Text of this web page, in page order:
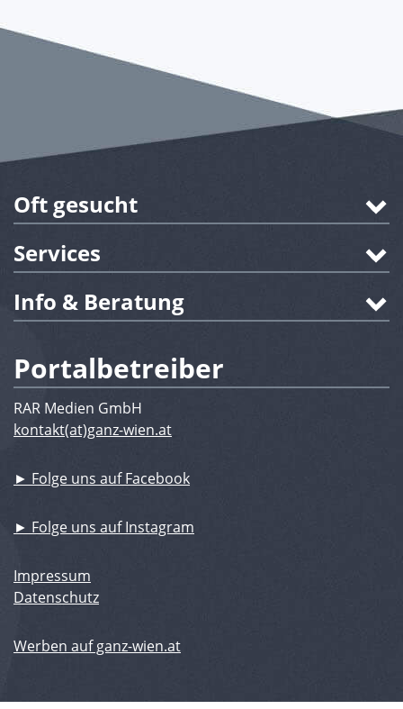
Oft gesucht
Services
Info & Beratung
Portalbetreiber
RAR Medien GmbH
kontakt(at)ganz-wien.at
► Folge uns auf Facebook
► Folge uns auf Instagram
Impressum
Datenschutz
Werben auf ganz-wien.at